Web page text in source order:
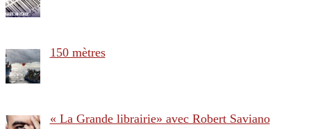
150 mètres
« La Grande librairie» avec Robert Saviano